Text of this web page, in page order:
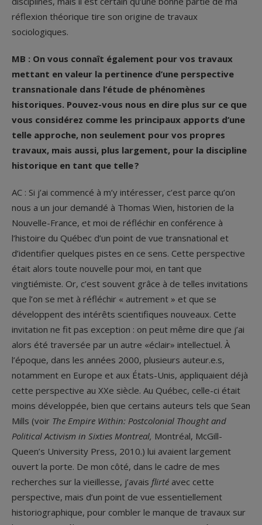
réflexion théorique tire son origine de travaux
sociologiques.
MB : On vous connaît également pour vos travaux
mettant en valeur la pertinence d’une perspective
transnationale dans l’étude de phénomènes
historiques. Pouvez-vous nous en dire plus sur ce que
vous considérez comme les principaux apports d’une
telle approche, non seulement pour vos propres
travaux, mais aussi, plus largement, pour la discipline
historique en tant que telle ?
AC : Si j’ai commencé à m’y intéresser, c’est parce qu’on
nous a un jour demandé à Thomas Wien, historien de la
Nouvelle-France, et moi de réfléchir en conférence à
l’histoire du Québec d’un point de vue transnational et
d’identifier quelques pistes en ce sens. Cette perspective
était alors toute nouvelle pour moi, en tant que
vingtiémiste. Or, c’est souvent grâce à de telles invitations
que l’on se met à réfléchir « autrement » et que se
développent des intérêts scientifiques nouveaux. Cette
invitation ne fit pas exception : on peut même dire que j’ai
alors été traversée par un autre «éclair» intellectuel. À
l’époque, dans les années 2000, plusieurs auteur.e.s,
notamment en Europe et aux États-Unis, appliquaient déjà
cette perspective au XXe siècle. Au Québec, celle-ci était
moins développée, bien que certains auteurs tels que Sean
Mills (voir The Empire Within: Postcolonial Thought and
Political Activism in Sixties Montreal, Montréal, McGill-
Queen’s University Press, 2010.) lui avaient largement
ouvert la porte. De mon côté, dans le cadre de mes
recherches sur la vieillesse, j’avais flirté avec cette
perspective, mais d’un point de vue essentiellement
historiographique, pour combler le manque de travaux sur